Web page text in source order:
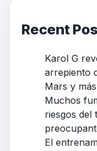
Recent
Karol G
arrepiento
Mars y
Muchos
riesgos del
El